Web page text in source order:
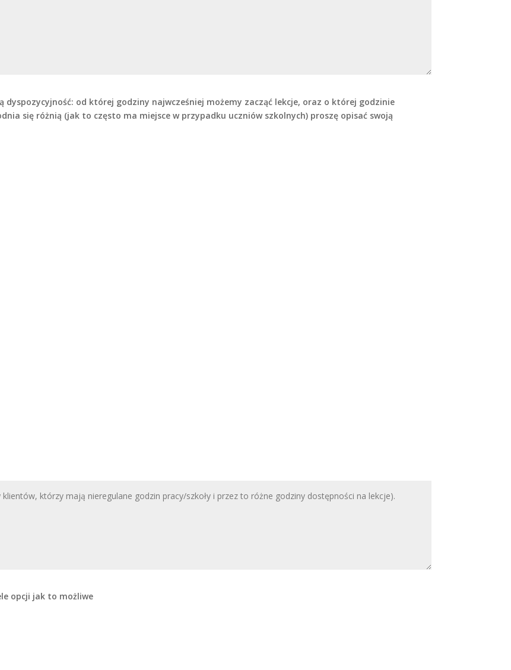
dyspozycyjność: od której godziny najwcześniej możemy zacząć lekcje, oraz o której godzinie
się różnią (jak to często ma miejsce w przypadku uczniów szkolnych) proszę opisać swoją
opcji jak to możliwe